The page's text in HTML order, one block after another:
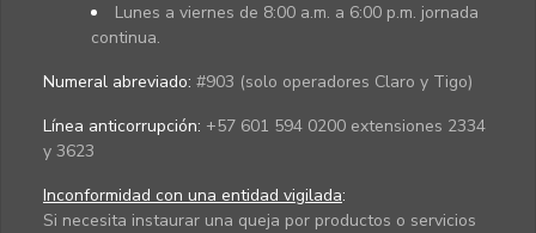
Lunes a viernes de 8:00 a.m. a 6:00 p.m. jornada
continua.
Numeral abreviado: #903 (solo operadores Claro y Tigo)
Línea anticorrupción: +57 601 594 0200 extensiones 2334
y 3623
Inconformidad con una entidad vigilada:
Si necesita instaurar una queja por productos o servicios